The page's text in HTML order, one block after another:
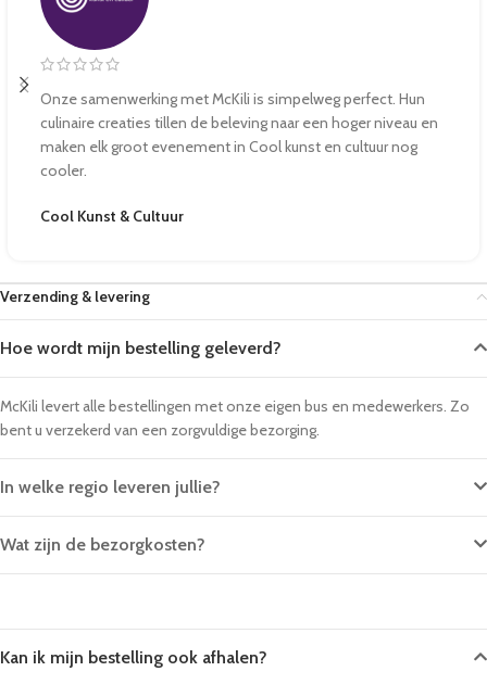
Onze samenwerking met McKili is simpelweg perfect. Hun
culinaire creaties tillen de beleving naar een hoger niveau en
maken elk groot evenement in Cool kunst en cultuur nog
cooler.
Cool Kunst & Cultuur
Verzending & levering
Hoe wordt mijn bestelling geleverd?
McKili levert alle bestellingen met onze eigen bus en medewerkers. Zo
bent u verzekerd van een zorgvuldige bezorging.
In welke regio leveren jullie?
Wat zijn de bezorgkosten?
Kan ik mijn bestelling ook afhalen?